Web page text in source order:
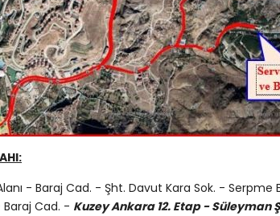
- Baraj Cad. - Şht. Davut Kara Sok. -
Baraj Cad. - Kuzey Ankara 12. Etap - Süleyman